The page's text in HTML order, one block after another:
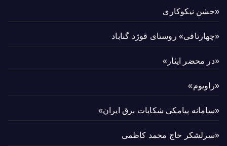
«جشن نیکوکاری
«چهارتاقی» روستای قوژد گناباد
«در محضر ایثار»
«راویوم»
«سامانه پیامکی شکایات برق ایران»
«سرلشکر حاج محمد کاظمی